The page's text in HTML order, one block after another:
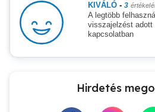
KIVÁLÓ - 3
A legtöbb
visszajelzést adott
kapcsolatban
Hirdetés